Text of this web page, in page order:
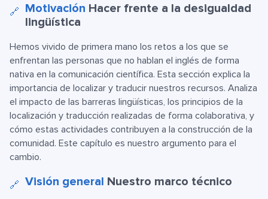
🔗 Motivación Hacer frente a la desigualdad
lingüística
Hemos vivido de primera mano los retos a los que se
enfrentan las personas que no hablan el inglés de forma
nativa en la comunicación científica. Esta sección explica la
importancia de localizar y traducir nuestros recursos. Analiza
el impacto de las barreras lingüísticas, los principios de la
localización y traducción realizadas de forma colaborativa, y
cómo estas actividades contribuyen a la construcción de la
comunidad. Este capítulo es nuestro argumento para el
cambio.
🔗 Visión general Nuestro marco técnico